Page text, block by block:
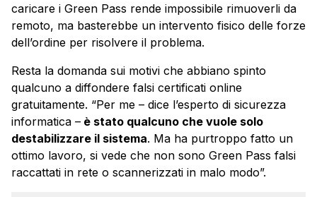
caricare i Green Pass rende impossibile rimuoverli da
remoto, ma basterebbe un intervento fisico delle forze
dell’ordine per risolvere il problema.
Resta la domanda sui motivi che abbiano spinto
qualcuno a diffondere falsi certificati online
gratuitamente. “Per me – dice l’esperto di sicurezza
informatica – è stato qualcuno che vuole solo
destabilizzare il sistema. Ma ha purtroppo fatto un
ottimo lavoro, si vede che non sono Green Pass falsi
raccattati in rete o scannerizzati in malo modo”.